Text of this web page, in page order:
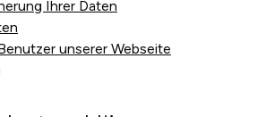
Ihrer Daten
unserer Webseite